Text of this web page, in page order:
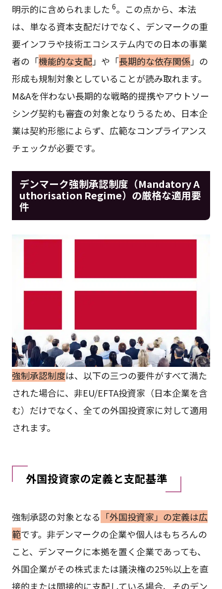
明示的に含められました 6。この点から、本法
は、単なる資本支配だけでなく、デンマークの重
要インフラや技術エコシステム内での日本の事業
者の「機能的な支配」や「長期的な依存関係」の
形成も規制対象としていることが読み取れます。
M&Aを伴わない長期的な戦略的提携やアウトソー
シング契約も審査の対象となりうるため、日本企
業は契約形態によらず、広範なコンプライアンス
チェックが必要です。
デンマーク強制承認制度（Mandatory A
uthorisation Regime）の厳格な適用要
件
強制承認制度は、以下の三つの要件がすべて満た
された場合に、非EU/EFTA投資家（日本企業を含
む）だけでなく、全ての外国投資家に対して適用
されます。
外国投資家の定義と支配基準
強制承認の対象となる 「外国投資家」の定義は広
範です。非デンマークの企業や個人はもちろんの
こと、デンマークに本拠を置く企業であっても、
外国企業がその株式または議決権の25%以上を直
接的または間接的に支配している場合、そのデン